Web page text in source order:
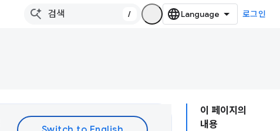
/ 로그인
이 페이지의
내용